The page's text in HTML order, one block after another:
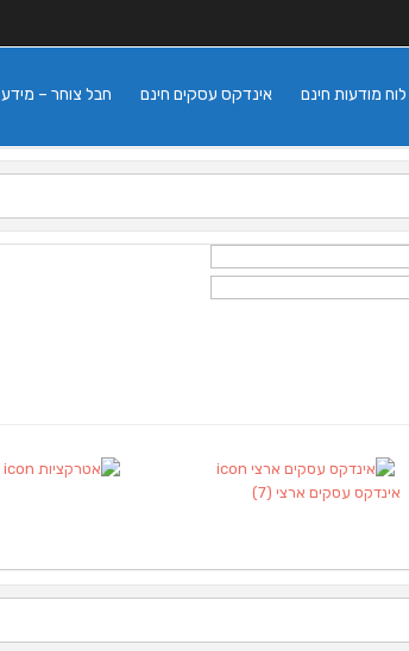
חבל צוחר – מידע אינדקס עסקים חינם לוח מודעות חינם
אינדקס עסקים ארצי (7)